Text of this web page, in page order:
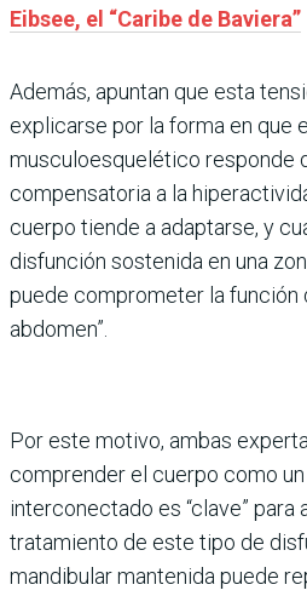
Eibsee, el “Caribe de Baviera”
Además, apuntan que esta
explicarse por la forma en que
musculoesquelético responde
compensatoria a la
cuerpo tiende a adaptarse, y
disfunción sostenida en una
puede comprometer la función
abdomen”.
Por este motivo, ambas
comprender el cuerpo como
interconectado es “clave” para
tratamiento de este tipo de
mandibular mantenida puede